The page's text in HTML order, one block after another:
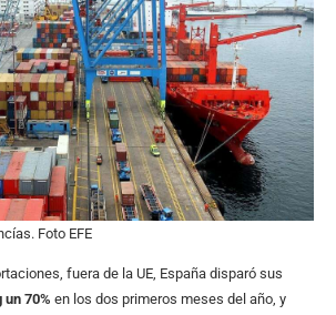
Foto EFE
fuera de la UE, España disparó sus
un 70% en los dos primeros meses del año, y